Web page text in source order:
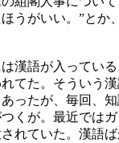
うがいい。”とか
漢語が入っている
てた。そういう
ったが、毎回、
くが。最近では
れていた。漢語